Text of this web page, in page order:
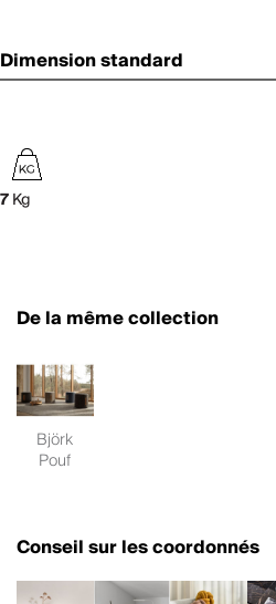
Dimension standard
7Kg
De la même collection
Björk
Pouf
Conseil sur les coordonnés